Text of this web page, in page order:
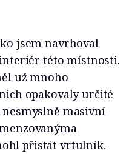
jsem navrhoval
této místnosti.
už mnoho
opakovaly určité
nesmyslně masivní
přistát vrtulník.